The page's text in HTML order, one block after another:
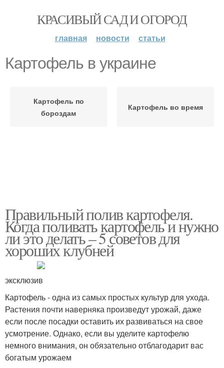
КРАСИВЫЙ САД И ОГОРОД
главная новости статьи
Картофель в украине
Картофель по
бороздам
Картофель во время
Правильный полив картофеля.
Когда поливать картофель и нужно
ли это делать – 5 советов для
хороших клубней
эксклюзив
Картофель - одна из самых простых культур для ухода.
Растения почти наверняка произведут урожай, даже
если после посадки оставить их развиваться на свое
усмотрение. Однако, если вы уделите картофелю
немного внимания, он обязательно отблагодарит вас
богатым урожаем